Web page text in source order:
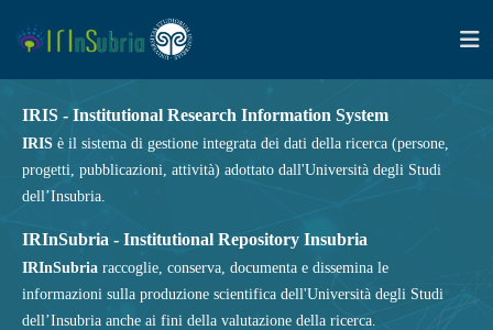
IRIS - Institutional Research Information System
IRIS è il sistema di gestione integrata dei dati della ricerca (persone,
progetti, pubblicazioni, attività) adottato dall'Università degli Studi
dell’Insubria.
IRInSubria - Institutional Repository Insubria
IRInSubria raccoglie, conserva, documenta e dissemina le
informazioni sulla produzione scientifica dell'Università degli Studi
dell’Insubria anche ai fini della valutazione della ricerca.